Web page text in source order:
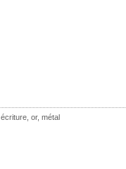
écriture or, métal